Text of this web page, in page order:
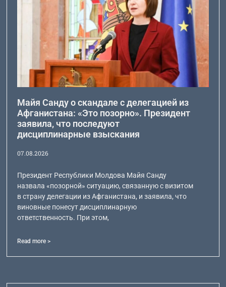
Майя Санду о скандале с делегацией из
Афганистана: «Это позорно». Президент
заявила, что последуют
дисциплинарные взыскания
07.08.2026
Президент Республики Молдова Майя Санду
назвала «позорной» ситуацию, связанную с визитом
в страну делегации из Афганистана, и заявила, что
виновные понесут дисциплинарную
ответственность. При этом,
Read more >